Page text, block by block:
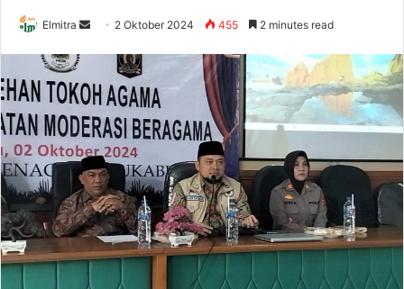
Elmitra
Send 2 Oktober 2024 455 2 minutes read